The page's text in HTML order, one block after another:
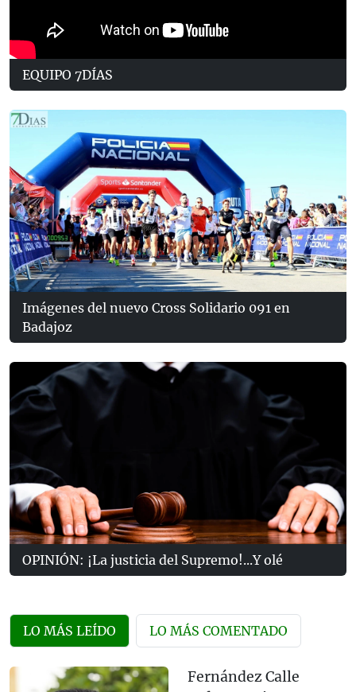
EQUIPO 7DÍAS
Imágenes del nuevo Cross Solidario 091 en
Badajoz
OPINIÓN: ¡La justicia del Supremo!...Y olé
LO MÁS LEÍDO LO MÁS COMENTADO
Fernández Calle